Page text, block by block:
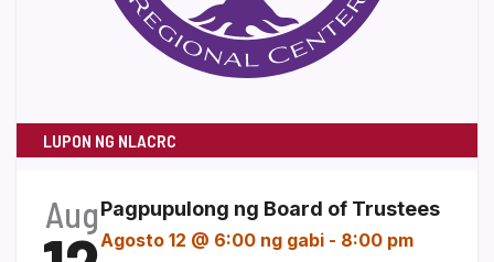
LUPON NG NLACRC
AugPagpupulong ng Board of Trustees
Agosto 12 @ 6:00 ng gabi - 8:00 pm